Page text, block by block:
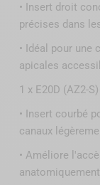
• Insert droit
précises dans
• Idéal pour une
apicales
1 x E20D (AZ2-S)
• Insert courbé
canaux
• Améliore